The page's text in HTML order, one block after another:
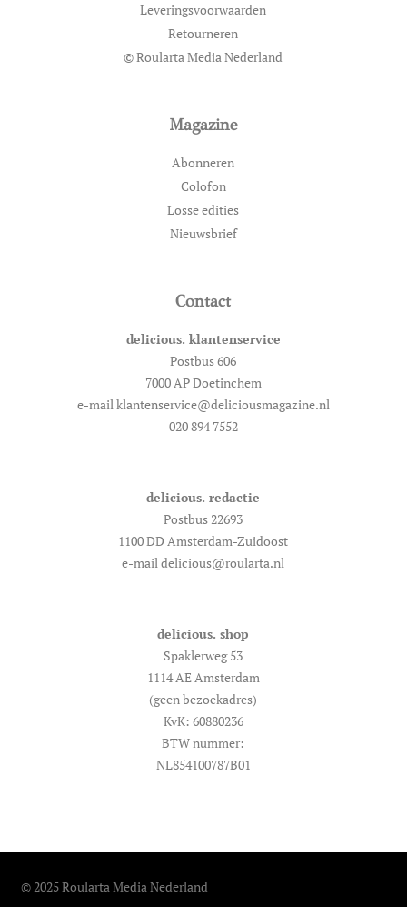
Leveringsvoorwaarden
Retourneren
© Roularta Media Nederland
Magazine
Abonneren
Colofon
Losse edities
Nieuwsbrief
Contact
delicious. klantenservice
Postbus 606
7000 AP Doetinchem
e-mail klantenservice@deliciousmagazine.nl
020 894 7552
delicious. redactie
Postbus 22693
1100 DD Amsterdam-Zuidoost
e-mail delicious@roularta.nl
delicious. shop
Spaklerweg 53
1114 AE Amsterdam
(geen bezoekadres)
KvK: 60880236
BTW nummer:
NL854100787B01
© 2025 Roularta Media Nederland